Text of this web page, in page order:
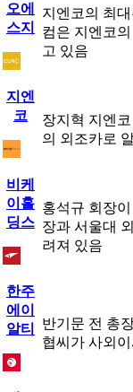
오에
스지
지엔코의 최
컴은 지엔코
고 있음
지엔
코
장지혁 지엔
의 외조카로
비케
이홀
딩스
홍석규 회장
장과 서울대
려져 있음
한주
에이
알티
반기문 전 총
협씨가 사외